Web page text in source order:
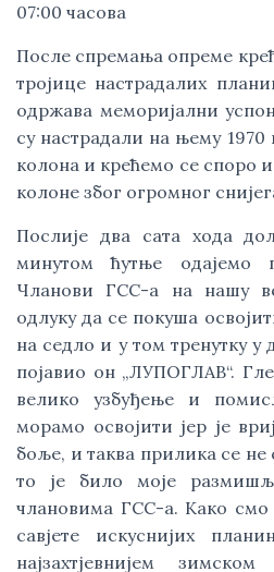
07:00 часова
После спремања опреме
тројице настрадалих
одржава меморијални
су настрадали на њему
колона и крећемо се споро
колоне због огромног
Послије два сата хода
минутом ћутње одајемо
Чланови ГСС-а на нашу
одлуку да се покуша
на седло и у том тренутку у
појавио он „ЛУПОГЛАВ“.
велико узбуђење и
морамо освојити јер је
боље, и таква прилика се не
то је било моје
члановима ГСС-а. Како
савјете искуснијих
најзахтјевнијем